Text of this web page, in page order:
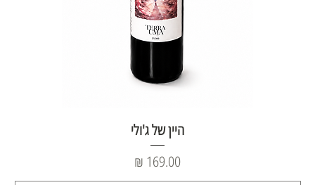
היין של ג'ולי
מחיר